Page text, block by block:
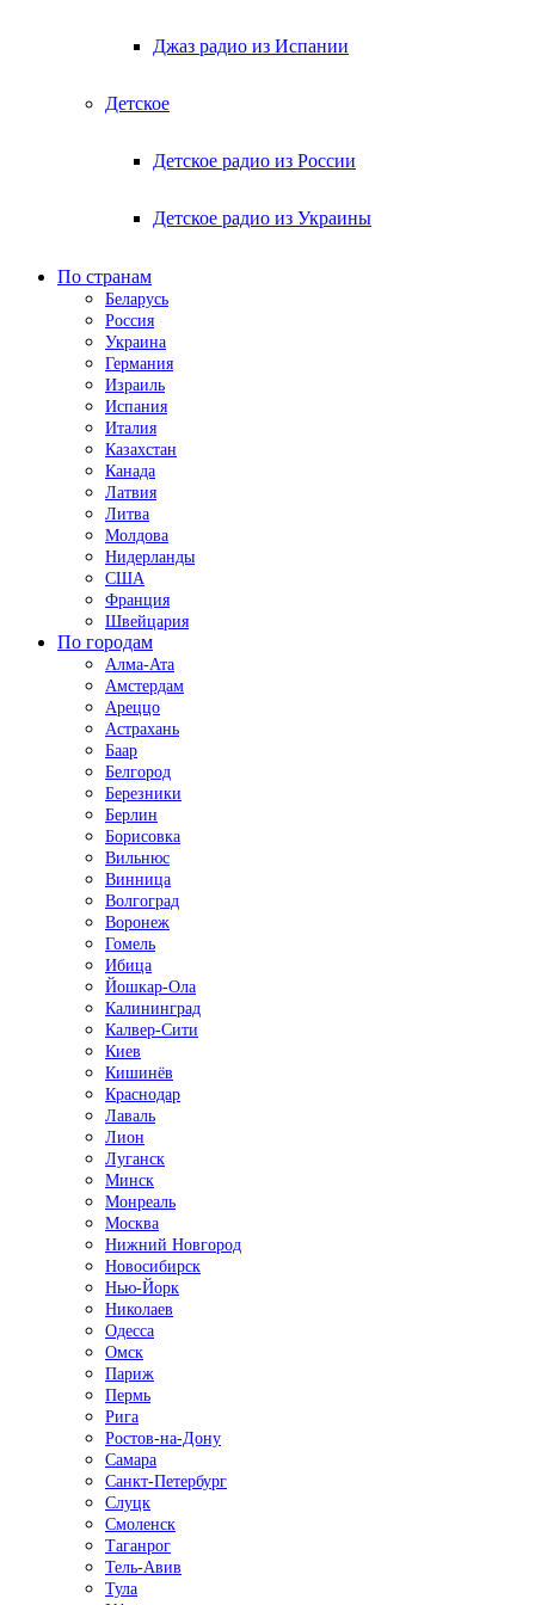
Джаз радио из Испании
Детское
Детское радио из России
Детское радио из Украины
По странам
Беларусь
Россия
Украина
Германия
Израиль
Испания
Италия
Казахстан
Канада
Латвия
Литва
Молдова
Нидерланды
США
Франция
Швейцария
По городам
Алма-Ата
Амстердам
Ареццо
Астрахань
Баар
Белгород
Березники
Берлин
Борисовка
Вильнюс
Винница
Волгоград
Воронеж
Гомель
Ибица
Йошкар-Ола
Калининград
Калвер-Сити
Киев
Кишинёв
Краснодар
Лаваль
Лион
Луганск
Минск
Монреаль
Москва
Нижний Новгород
Новосибирск
Нью-Йорк
Николаев
Одесса
Омск
Париж
Пермь
Рига
Ростов-на-Дону
Самара
Санкт-Петербург
Слуцк
Смоленск
Таганрог
Тель-Авив
Тула